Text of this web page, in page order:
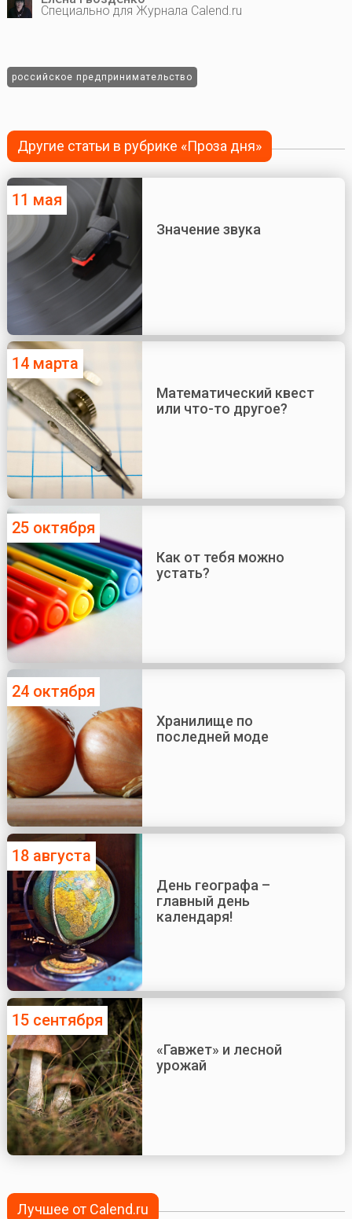
Специально для Журнала Calend.ru
российское предпринимательство
Другие статьи в рубрике «Проза дня»
11 мая
Значение звука
14 марта
Математический квест
или что-то другое?
25 октября
Как от тебя можно
устать?
24 октября
Хранилище по
последней моде
18 августа
День географа –
главный день
календаря!
15 сентября
«Гавжет» и лесной
урожай
Лучшее от Calend.ru